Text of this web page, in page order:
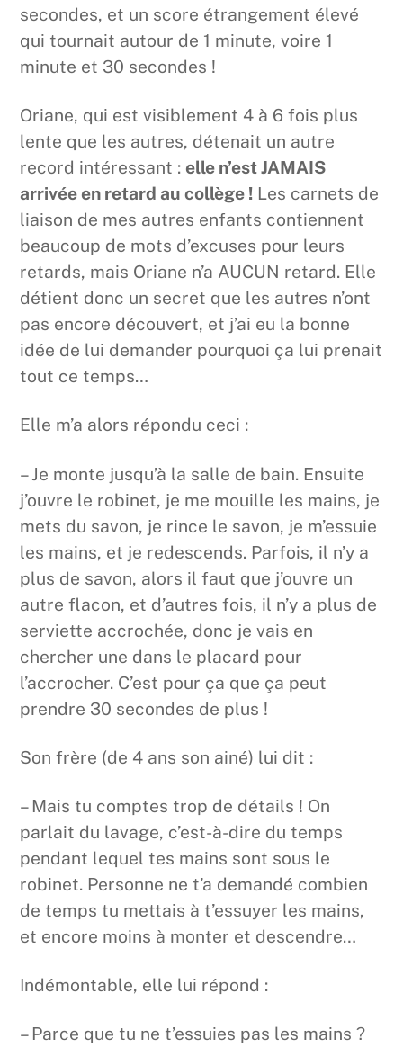
secondes, et un score étrangement élevé
qui tournait autour de 1 minute, voire 1
minute et 30 secondes !
Oriane, qui est visiblement 4 à 6 fois plus
lente que les autres, détenait un autre
record intéressant : elle n’est JAMAIS
arrivée en retard au collège ! Les carnets de
liaison de mes autres enfants contiennent
beaucoup de mots d’excuses pour leurs
retards, mais Oriane n’a AUCUN retard. Elle
détient donc un secret que les autres n’ont
pas encore découvert, et j’ai eu la bonne
idée de lui demander pourquoi ça lui prenait
tout ce temps…
Elle m’a alors répondu ceci :
– Je monte jusqu’à la salle de bain. Ensuite
j’ouvre le robinet, je me mouille les mains, je
mets du savon, je rince le savon, je m’essuie
les mains, et je redescends. Parfois, il n’y a
plus de savon, alors il faut que j’ouvre un
autre flacon, et d’autres fois, il n’y a plus de
serviette accrochée, donc je vais en
chercher une dans le placard pour
l’accrocher. C’est pour ça que ça peut
prendre 30 secondes de plus !
Son frère (de 4 ans son ainé) lui dit :
– Mais tu comptes trop de détails ! On
parlait du lavage, c’est-à-dire du temps
pendant lequel tes mains sont sous le
robinet. Personne ne t’a demandé combien
de temps tu mettais à t’essuyer les mains,
et encore moins à monter et descendre…
Indémontable, elle lui répond :
– Parce que tu ne t’essuies pas les mains ?